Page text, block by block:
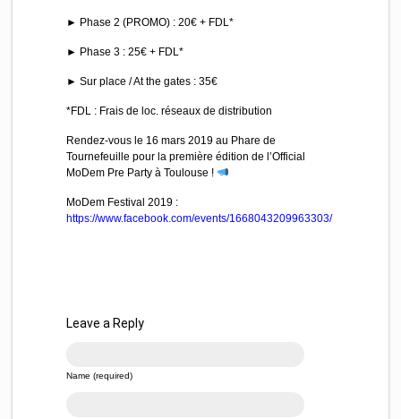
► Phase 2 (PROMO) : 20€ + FDL*
► Phase 3 : 25€ + FDL*
► Sur place / At the gates : 35€
*FDL : Frais de loc. réseaux de distribution
Rendez-vous le 16 mars 2019 au Phare de
Tournefeuille pour la première édition de l’Official
MoDem Pre Party à Toulouse !
MoDem Festival 2019 :
https://www.facebook.com/events/1668043209963303/
Leave a Reply
Name (required)